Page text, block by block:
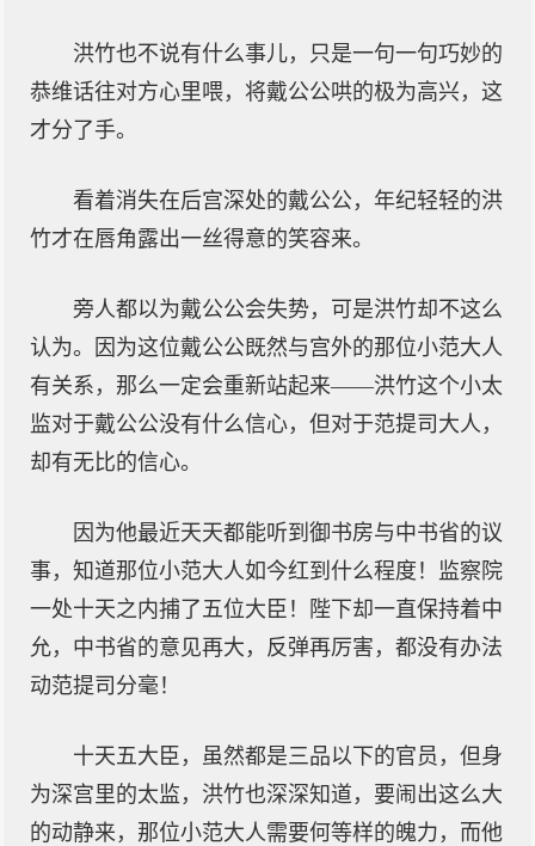
洪竹也不说有什么事儿，只是一句一句巧妙的
恭维话往对方心里喂，将戴公公哄的极为高兴，这
才分了手。
看着消失在后宫深处的戴公公，年纪轻轻的洪
竹才在唇角露出一丝得意的笑容来。
旁人都以为戴公公会失势，可是洪竹却不这么
认为。因为这位戴公公既然与宫外的那位小范大人
有关系，那么一定会重新站起来——洪竹这个小太
监对于戴公公没有什么信心，但对于范提司大人，
却有无比的信心。
因为他最近天天都能听到御书房与中书省的议
事，知道那位小范大人如今红到什么程度！监察院
一处十天之内捕了五位大臣！陛下却一直保持着中
允，中书省的意见再大，反弹再厉害，都没有办法
动范提司分毫！
十天五大臣，虽然都是三品以下的官员，但身
为深宫里的太监，洪竹也深深知道，要闹出这么大
的动静来，那位小范大人需要何等样的魄力，而他